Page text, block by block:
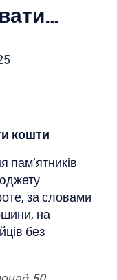
кошти
пам’ятників
за словами
на
без